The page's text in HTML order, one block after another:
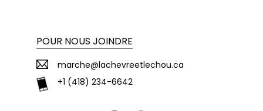
POUR NOUS JOINDRE
marche@lachevreetlechou.ca
+1 (418) 234-6642